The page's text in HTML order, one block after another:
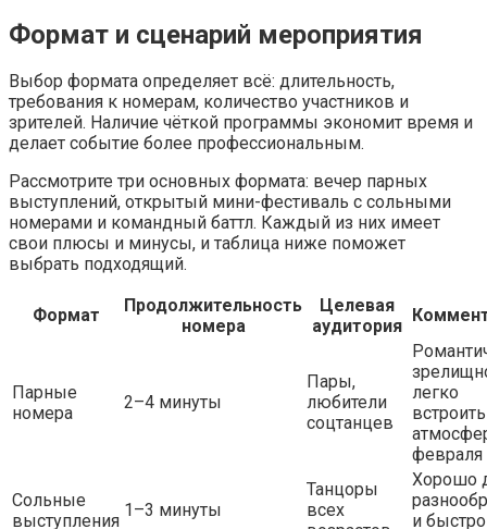
Формат и сценарий мероприятия
Выбор формата определяет всё: длительность,
требования к номерам, количество участников и
зрителей. Наличие чёткой программы экономит время и
делает событие более профессиональным.
Рассмотрите три основных формата: вечер парных
выступлений, открытый мини-фестиваль с сольными
номерами и командный баттл. Каждый из них имеет
свои плюсы и минусы, и таблица ниже поможет
выбрать подходящий.
Формат
Продолжительность
номера
Целевая
аудитория
Парные
номера
2–4 минуты
Пары,
любители
соцтанцев
легко
февраля
Сольные
выступления
1–3 минуты
Танцоры
всех
Хорошо
и